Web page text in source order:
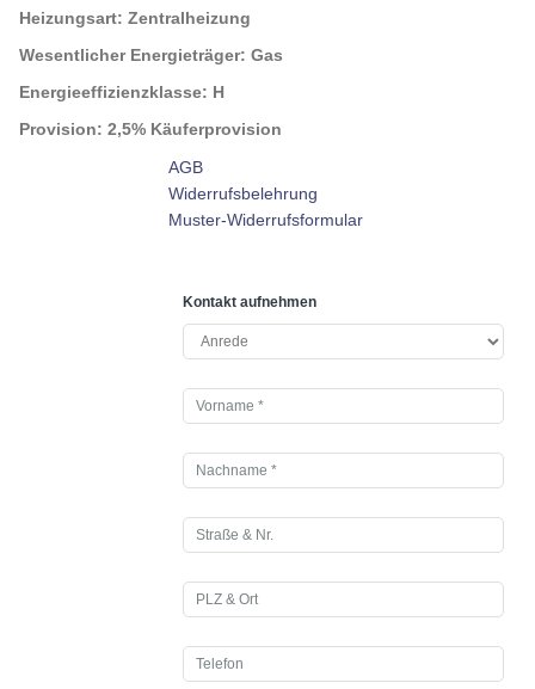
Heizungsart: Zentralheizung
Wesentlicher Energieträger: Gas
Energieeffizienzklasse: H
Provision: 2,5% Käuferprovision
AGB
Widerrufsbelehrung
Muster-Widerrufsformular
Kontakt aufnehmen